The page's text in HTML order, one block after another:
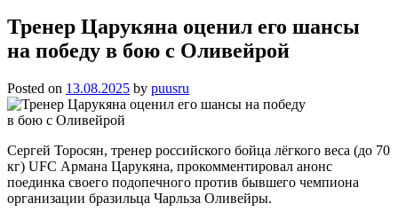
Тренер Царукяна оценил его шансы
на победу в бою с Оливейрой
Posted on 13.08.2025 by puusru
Сергей Торосян, тренер российского бойца лёгкого веса (до 70
кг) UFC Армана Царукяна, прокомментировал анонс
поединка своего подопечного против бывшего чемпиона
организации бразильца Чарльза Оливейры.